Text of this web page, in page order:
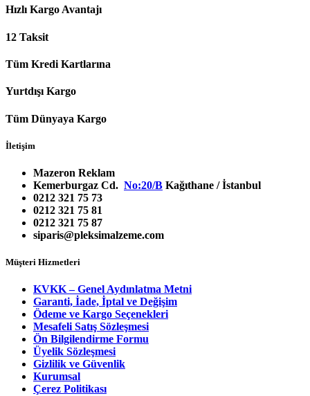
Hızlı Kargo Avantajı
12 Taksit
Tüm Kredi Kartlarına
Yurtdışı Kargo
Tüm Dünyaya Kargo
İletişim
Mazeron Reklam
Kemerburgaz Cd. No:20/B Kağıthane / İstanbul
0212 321 75 73
0212 321 75 81
0212 321 75 87
siparis@pleksimalzeme.com
Müşteri Hizmetleri
KVKK – Genel Aydınlatma Metni
Garanti, İade, İptal ve Değişim
Ödeme ve Kargo Seçenekleri
Mesafeli Satış Sözleşmesi
Ön Bilgilendirme Formu
Üyelik Sözleşmesi
Gizlilik ve Güvenlik
Kurumsal
Çerez Politikası